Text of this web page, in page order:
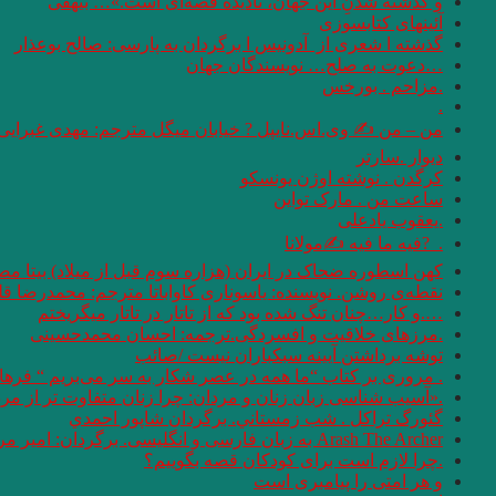
آئینهای كتابسوزی
گذشته ا شعری از آدونیس ا برگردان به پارسی: صالح بوعذار
…دعوت به صلح… نویسندگان جهان
.مزاحم . بورخس
.
من – من ✍ وی.اس.نایپل ? خیابان میگل مترجم: مهدی
دیوار .سارتر
کرگدن . نوشته اوژن یونسکو
ساعت من . مارک تواین
.یعقوب یادعلی
. ‏ ?فیه ما فیه ✍مولانا
کهن اسطوره ضحاک در ایران (هزاره سوم قبل از میلاد) بیتا
نقطه‌ی روشن. نویسنده: یاسوناری کاواباتا مترجم: محمد‌رضا
….و كار…چنان تنگ شده بود كه از تاتار در تاتار ميگريختم
.مرزهای خلاقیت و افسردگی.ترجمه: احسان محمدحسینی
توشه برداشتن آیینه سبکباران نیست /صائب
. مروری بر کتاب “ما همه در عصر شکار به سر می‌بریم “‌
.«آسیب شناسی زبان زنان و مردان: چرا زنان متفاوت تر از مردان سخن
گئورگ تراكل . شب زمستاني. برگردان شاپور احمدي
Arash The Archer به زبان فارسی و انگلیسی. برگردان: امیر مرعشی
.چرا لازم است برای کودکان قصه بگوییم؟
و هر امتى را پيامبرى است